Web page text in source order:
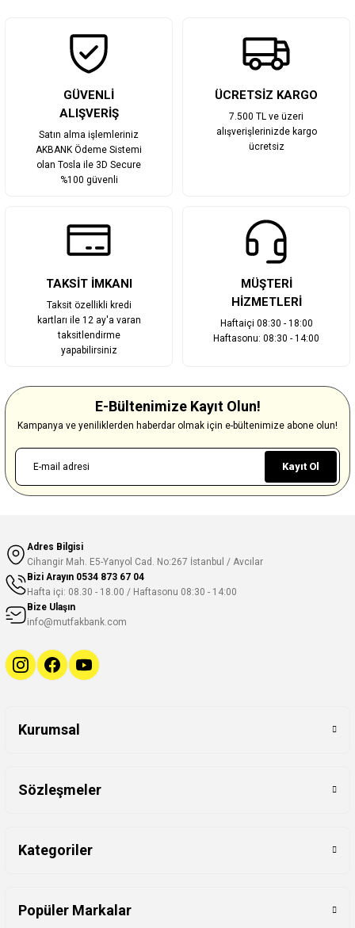
GÜVENLİ
ALIŞVERİŞ
Satın alma işlemleriniz
AKBANK Ödeme Sistemi
olan Tosla ile 3D Secure
%100 güvenli
ÜCRETSİZ KARGO
7.500 TL ve üzeri
alışverişlerinizde kargo
ücretsiz
TAKSİT İMKANI
Taksit özellikli kredi
kartları ile 12 ay'a varan
taksitlendirme
yapabilirsiniz
MÜŞTERİ
HİZMETLERİ
Haftaiçi 08:30 - 18:00
Haftasonu: 08:30 - 14:00
E-Bültenimize Kayıt Olun!
Kampanya ve yeniliklerden haberdar olmak için e-bültenimize abone olun!
Kayıt Ol
Adres Bilgisi
Cihangir Mah. E5-Yanyol Cad. No:267 İstanbul / Avcılar
Bizi Arayın 0534 873 67 04
Hafta içi: 08.30 - 18.00 / Haftasonu 08:30 - 14:00
Bize Ulaşın
info@mutfakbank.com
Kurumsal
Sözleşmeler
Kategoriler
Popüler Markalar